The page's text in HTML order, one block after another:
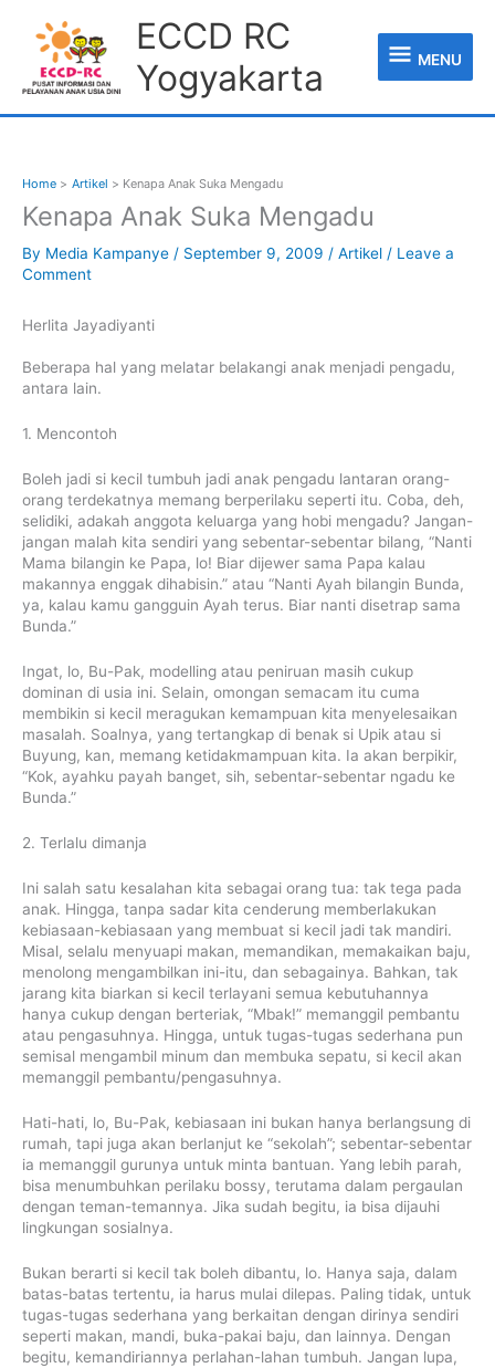
content
ECCD RC
Yogyakarta
MENU
Home Artikel Kenapa Anak Suka Mengadu
Kenapa Anak Suka Mengadu
By Media Kampanye / September 9, 2009 / Artikel / Leave a
Comment
Herlita Jayadiyanti
Beberapa hal yang melatar belakangi anak menjadi pengadu,
antara lain.
1. Mencontoh
Boleh jadi si kecil tumbuh jadi anak pengadu lantaran orang-
orang terdekatnya memang berperilaku seperti itu. Coba, deh,
selidiki, adakah anggota keluarga yang hobi mengadu? Jangan-
jangan malah kita sendiri yang sebentar-sebentar bilang, “Nanti
Mama bilangin ke Papa, lo! Biar dijewer sama Papa kalau
makannya enggak dihabisin.” atau “Nanti Ayah bilangin Bunda,
ya, kalau kamu gangguin Ayah terus. Biar nanti disetrap sama
Bunda.”
Ingat, lo, Bu-Pak, modelling atau peniruan masih cukup
dominan di usia ini. Selain, omongan semacam itu cuma
membikin si kecil meragukan kemampuan kita menyelesaikan
masalah. Soalnya, yang tertangkap di benak si Upik atau si
Buyung, kan, memang ketidakmampuan kita. Ia akan berpikir,
“Kok, ayahku payah banget, sih, sebentar-sebentar ngadu ke
Bunda.”
2. Terlalu dimanja
Ini salah satu kesalahan kita sebagai orang tua: tak tega pada
anak. Hingga, tanpa sadar kita cenderung memberlakukan
kebiasaan-kebiasaan yang membuat si kecil jadi tak mandiri.
Misal, selalu menyuapi makan, memandikan, memakaikan baju,
menolong mengambilkan ini-itu, dan sebagainya. Bahkan, tak
jarang kita biarkan si kecil terlayani semua kebutuhannya
hanya cukup dengan berteriak, “Mbak!” memanggil pembantu
atau pengasuhnya. Hingga, untuk tugas-tugas sederhana pun
semisal mengambil minum dan membuka sepatu, si kecil akan
memanggil pembantu/pengasuhnya.
Hati-hati, lo, Bu-Pak, kebiasaan ini bukan hanya berlangsung di
rumah, tapi juga akan berlanjut ke “sekolah”; sebentar-sebentar
ia memanggil gurunya untuk minta bantuan. Yang lebih parah,
bisa menumbuhkan perilaku bossy, terutama dalam pergaulan
dengan teman-temannya. Jika sudah begitu, ia bisa dijauhi
lingkungan sosialnya.
Bukan berarti si kecil tak boleh dibantu, lo. Hanya saja, dalam
batas-batas tertentu, ia harus mulai dilepas. Paling tidak, untuk
tugas-tugas sederhana yang berkaitan dengan dirinya sendiri
seperti makan, mandi, buka-pakai baju, dan lainnya. Dengan
begitu, kemandiriannya perlahan-lahan tumbuh. Jangan lupa,